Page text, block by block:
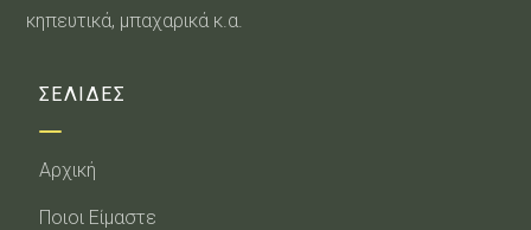
κηπευτικά, μπαχαρικά κ.α.
ΣΕΛΙΔΕΣ
Αρχική
Ποιοι Είμαστε